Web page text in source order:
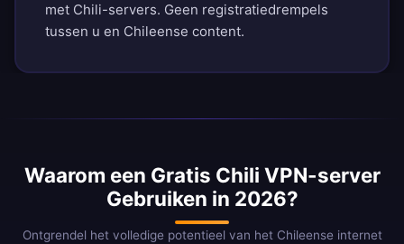
met Chili-servers. Geen registratiedrempels
tussen u en Chileense content.
Waarom een Gratis Chili VPN-server
Gebruiken in 2026?
Ontgrendel het volledige potentieel van het Chileense internet